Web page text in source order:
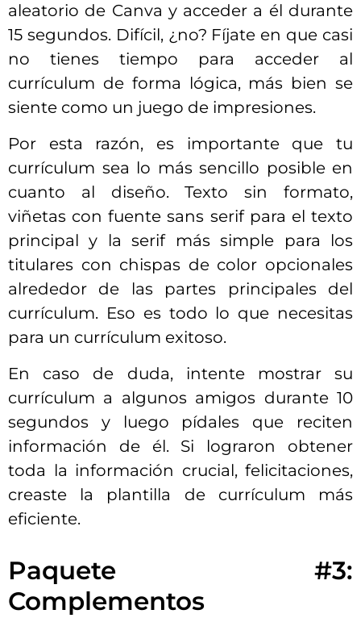
aleatorio de Canva y acceder a él durante
15 segundos. Difícil, ¿no? Fíjate en que casi
no tienes tiempo para acceder al
currículum de forma lógica, más bien se
siente como un juego de impresiones.
Por esta razón, es importante que tu
currículum sea lo más sencillo posible en
cuanto al diseño. Texto sin formato,
viñetas con fuente sans serif para el texto
principal y la serif más simple para los
titulares con chispas de color opcionales
alrededor de las partes principales del
currículum. Eso es todo lo que necesitas
para un currículum exitoso.
En caso de duda, intente mostrar su
currículum a algunos amigos durante 10
segundos y luego pídales que reciten
información de él. Si lograron obtener
toda la información crucial, felicitaciones,
creaste la plantilla de currículum más
eficiente.
Paquete #3:
Complementos